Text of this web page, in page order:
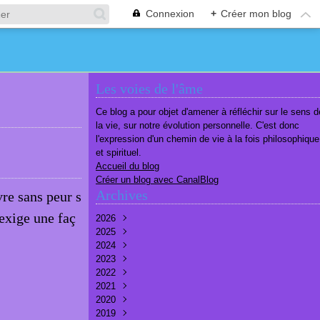
Connexion + Créer mon blog
sans peur s
une faç
Les voies de l'âme
Ce blog a pour objet d'amener à réfléchir sur le sens
la vie, sur notre évolution personnelle. C'est donc
l'expression d'un chemin de vie à la fois philosophique
et spirituel.
Accueil du blog
Créer un blog avec CanalBlog
Archives
2026
Août
Juillet
Juin
Mai(7)
Avril
Mars
Février
2025
Décembre
Novembre
Octobre
Septembre
Août
Juillet
2024
Décembre
Novembre
Octobre
Septembre
Août
2023
Décembre
Novembre
Octobre
Septembre
2022
Décembre
Septembre
Août
2021
Décembre
Novembre
2020
Décembre
2019